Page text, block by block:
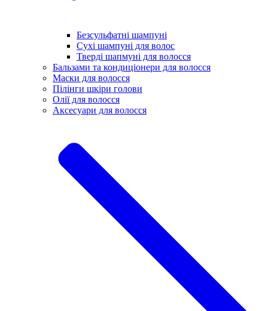
Безсульфатні шампуні
Сухі шампуні для волос
Тверді шапмуні для волосся
Бальзами та кондиціонери для волосся
Маски для волосся
Пілінги шкіри голови
Олії для волосся
Аксесуари для волосся